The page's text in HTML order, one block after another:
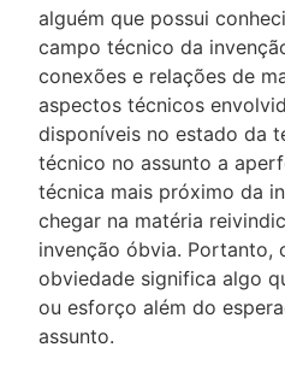
alguém que possui
campo técnico da
conexões e relações de
aspectos técnicos
disponíveis no estado da
técnico no assunto a
técnica mais próximo da
chegar na matéria
invenção óbvia. Portanto,
obviedade significa algo
ou esforço além do
assunto.